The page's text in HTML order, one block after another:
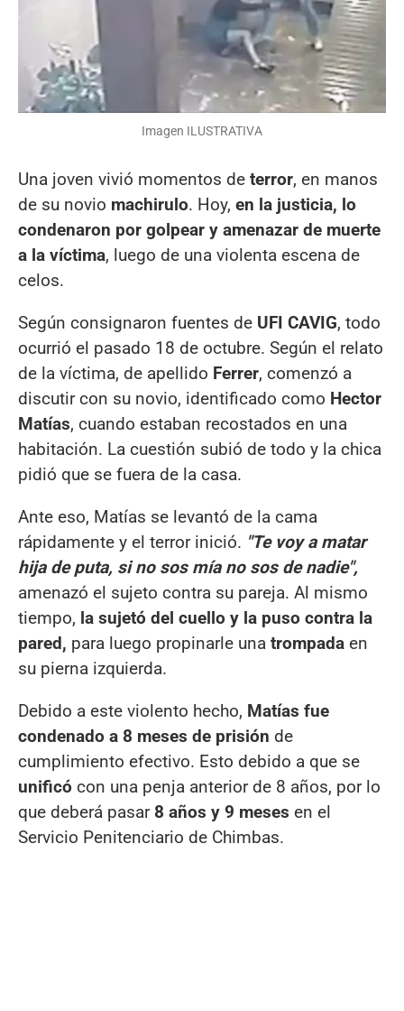
Imagen ILUSTRATIVA
Una joven vivió momentos de terror, en manos
de su novio machirulo. Hoy, en la justicia, lo
condenaron por golpear y amenazar de muerte
a la víctima, luego de una violenta escena de
celos.
Según consignaron fuentes de UFI CAVIG, todo
ocurrió el pasado 18 de octubre. Según el relato
de la víctima, de apellido Ferrer, comenzó a
discutir con su novio, identificado como Hector
Matías, cuando estaban recostados en una
habitación. La cuestión subió de todo y la chica
pidió que se fuera de la casa.
Ante eso, Matías se levantó de la cama
rápidamente y el terror inició. "Te voy a matar
hija de puta, si no sos mía no sos de nadie",
amenazó el sujeto contra su pareja. Al mismo
tiempo, la sujetó del cuello y la puso contra la
pared, para luego propinarle una trompada en
su pierna izquierda.
Debido a este violento hecho, Matías fue
condenado a 8 meses de prisión de
cumplimiento efectivo. Esto debido a que se
unificó con una penja anterior de 8 años, por lo
que deberá pasar8 años y 9 meses en el
Servicio Penitenciario de Chimbas.